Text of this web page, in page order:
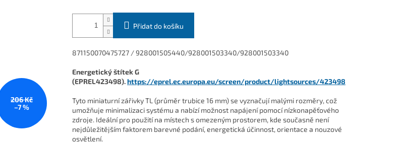
206 Kč
–7 %
Přidat do košíku
871150070475727 / 928001505440/928001503340/928001503340
Energetický štítek G
(EPREL423498).https://eprel.ec.europa.eu/screen/product/lightsources/423498
Tyto miniaturní zářivky TL (průměr trubice 16 mm) se vyznačují malými rozměry, což
umožňuje minimalizaci systému a nabízí možnost napájení pomocí nízkonapěťového
zdroje. Ideální pro použití na místech s omezeným prostorem, kde současně není
nejdůležitějším faktorem barevné podání, energetická účinnost, orientace a nouzové
osvětlení.